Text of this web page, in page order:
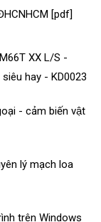
[pdf]
XX L/S -
hay - KD0023
- cảm biến vật
lý mạch loa
trên Windows